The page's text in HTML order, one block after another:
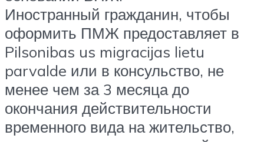
Иностранный гражданин, чтобы
оформить ПМЖ предоставляет в
Pilsonibas us migracijas lietu
parvalde или в консульство, не
менее чем за 3 месяца до
окончания действительности
временного вида на жительство,